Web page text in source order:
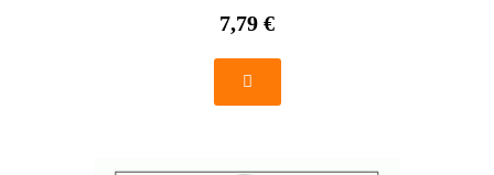
7,79 €